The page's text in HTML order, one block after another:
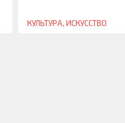
КУЛЬТУРА, ИСКУССТВО